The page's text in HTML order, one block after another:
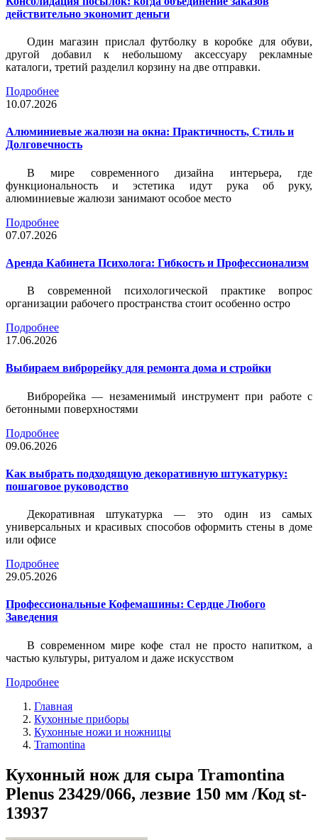
действительно экономит деньги
Один магазин прислал футболку в коробке для обуви,
другой добавил к небольшому аксессуару рекламные
каталоги, третий разделил корзину на две отправки.
Подробнее
10.07.2026
Алюминиевые жалюзи на окна: Практичность, Стиль и
Долговечность
В мире современного дизайна интерьера, где
функциональность и эстетика идут рука об руку,
алюминиевые жалюзи занимают особое место
Подробнее
07.07.2026
Аренда Кабинета Психолога: Гибкость и Профессионализм
В современной психологической практике вопрос
организации рабочего пространства стоит особенно остро
Подробнее
17.06.2026
Выбираем виброрейку для ремонта дома и стройки
Виброрейка — незаменимый инструмент при работе с
бетонными поверхностями
Подробнее
09.06.2026
Как выбрать подходящую декоративную штукатурку:
пошаговое руководство
Декоративная штукатурка — это один из самых
универсальных и красивых способов оформить стены в доме
или офисе
Подробнее
29.05.2026
Профессиональные Кофемашины: Сердце Любого
Заведения
В современном мире кофе стал не просто напитком, а
частью культуры, ритуалом и даже искусством
Подробнее
Главная
Кухонные приборы
Кухонные ножи и ножницы
Tramontina
Кухонный нож для сыра Tramontina
Plenus 23429/066, лезвие 150 мм /Код st-
13937